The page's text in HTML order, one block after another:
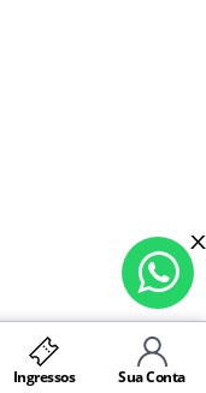
Ingressos Sua Conta